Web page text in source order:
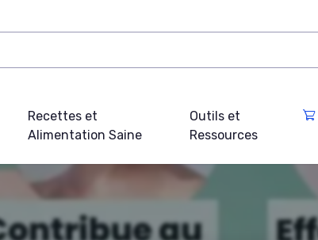
Recettes et
Alimentation Saine
Outils et
Ressources